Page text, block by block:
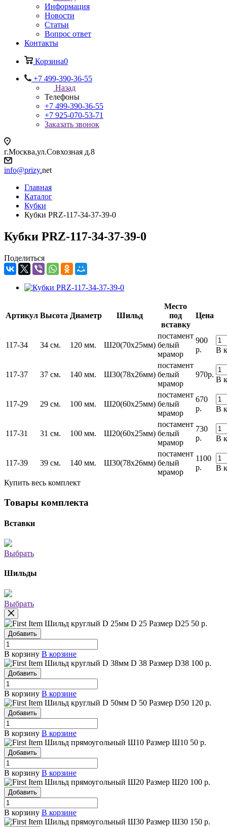
Информация
Новости
Статьи
Вопрос ответ
Контакты
Корзина0
+7 499-390-36-55
Назад
Телефоны
+7 499-390-36-55
+7 925-070-53-71
Заказать звонок
г.Москва,ул.Совхозная д.8
info@prizy.net
Главная
Каталог
Кубки
Кубки PRZ-117-34-37-39-0
Кубки PRZ-117-34-37-39-0
Поделиться
Артикул Высота Диаметр Шильд
Место
под
вставку
Цена
117-34 34 см. 120 мм. Ш20(70х25мм)
постамент
белый
мрамор
900
р.
В
117-37 37 см. 140 мм. Ш30(78х26мм)
постамент
белый
мрамор
970р.
В
117-29 29 см. 100 мм. Ш20(60х25мм)
постамент
белый
мрамор
670
р.
В
117-31 31 см. 100 мм. Ш20(60х25мм)
постамент
белый
мрамор
730
р.
В
117-39 39 см. 140 мм. Ш30(78х26мм)
постамент
белый
мрамор
1100
р.
В
Купить весь комплект
Товары комплекта
Вставки
Выбрать
Шильды
Выбрать
Шильд круглый D 25мм D 25 Размер D25 50 р.
Добавить
В корзину В корзине
Шильд круглый D 38мм D 38 Размер D38 100 р.
Добавить
В корзину В корзине
Шильд круглый D 50мм D 50 Размер D50 120 р.
Добавить
В корзину В корзине
Шильд прямоугольный Ш10 Размер Ш10 50 р.
Добавить
В корзину В корзине
Шильд прямоугольный Ш20 Размер Ш20 100 р.
Добавить
В корзину В корзине
Шильд прямоугольный Ш30 Размер Ш30 150 р.